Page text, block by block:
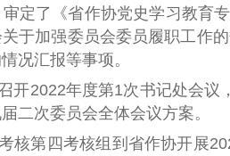
审定了《省作协党史学习教育
关于加强委员会委员履职工作的
况汇报等事项。
开2022年度第1次书记处会议
二次委员会全体会议方案。
核第四考核组到省作协开展